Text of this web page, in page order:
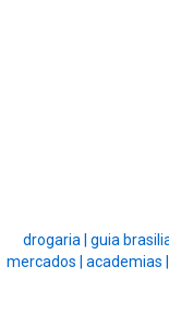
drogaria | guia
mercados | academias |